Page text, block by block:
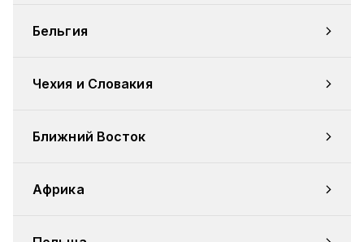
Бельгия
Чехия и Словакия
Ближний Восток
Африка